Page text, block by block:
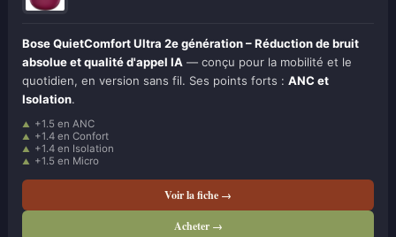
Bose QuietComfort Ultra 2e génération – Réduction de bruit
absolue et qualité d'appel IA — conçu pour la mobilité et le
quotidien, en version sans fil. Ses points forts : ANC et
Isolation.
+1.5 en ANC
+1.4 en Confort
+1.4 en Isolation
+1.5 en Micro
Voir la fiche →
Acheter →